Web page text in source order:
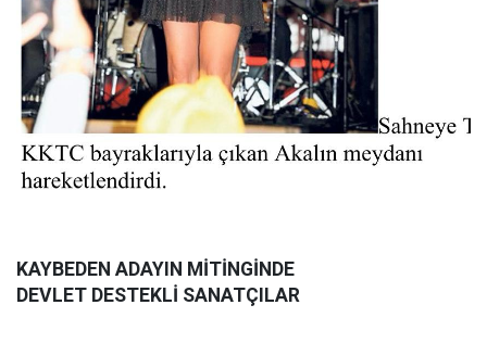
KAYBEDEN ADAYIN MİTİNGİNDE
DEVLET DESTEKLİ SANATÇILAR